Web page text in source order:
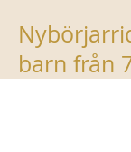
barn från